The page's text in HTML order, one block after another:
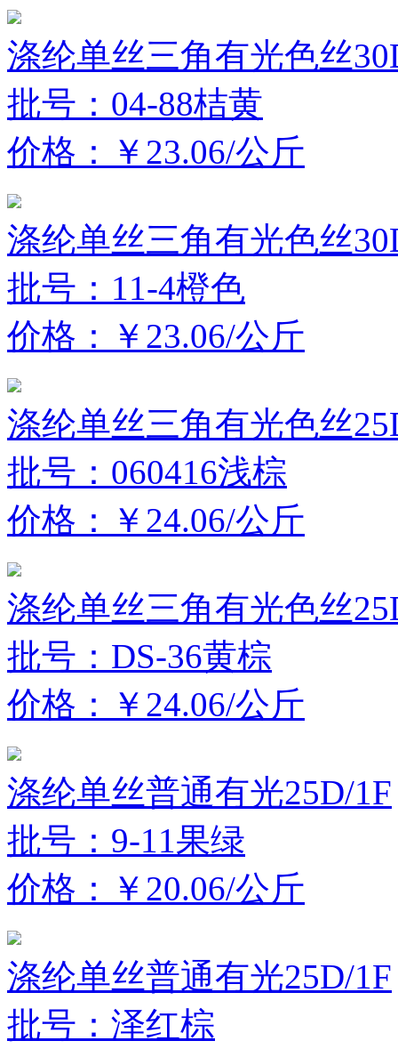
涤纶单丝三角有光色丝
批号：04-88桔黄
价格：￥23.06/公斤
涤纶单丝三角有光色丝
批号：11-4橙色
价格：￥23.06/公斤
涤纶单丝三角有光色丝
批号：060416浅棕
价格：￥24.06/公斤
涤纶单丝三角有光色丝
批号：DS-36黄棕
价格：￥24.06/公斤
涤纶单丝普通有光25D/1F
批号：9-11果绿
价格：￥20.06/公斤
涤纶单丝普通有光25D/1F
批号：泽红棕